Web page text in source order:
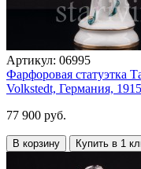
Артикул: 06995
Фарфоровая статуэтка
Volkstedt, Германия,
77 900 руб.
В корзину Купить в 1